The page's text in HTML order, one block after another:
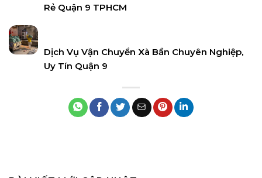
Rẻ Quận 9 TPHCM
Dịch Vụ Vận Chuyển Xà Bần Chuyên Nghiệp,
Uy Tín Quận 9